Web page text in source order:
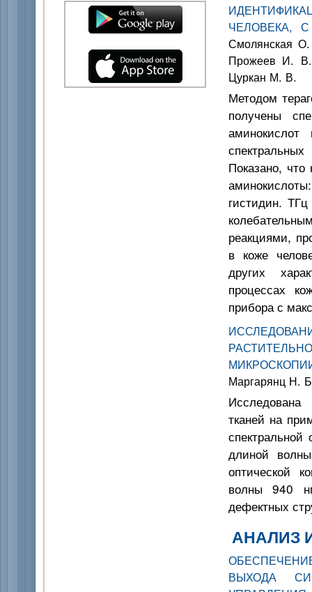
ЧЕЛОВЕКА,
Смолянская
Прожеев И.
Цуркан М. В.
Методом
получены
Показано,
гистидин.
реакциями,
в коже
других
процессах
прибора с
Маргарянц Н.
Исследована
тканей на
спектральной
длиной
оптической
волны 940
дефектных
АНАЛИЗ
ВЫХОДА